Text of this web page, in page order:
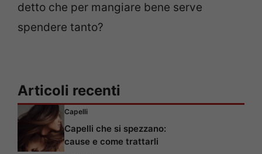
detto che per mangiare bene serve
spendere tanto?
Articoli recenti
Capelli
Capelli che si spezzano:
cause e come trattarli